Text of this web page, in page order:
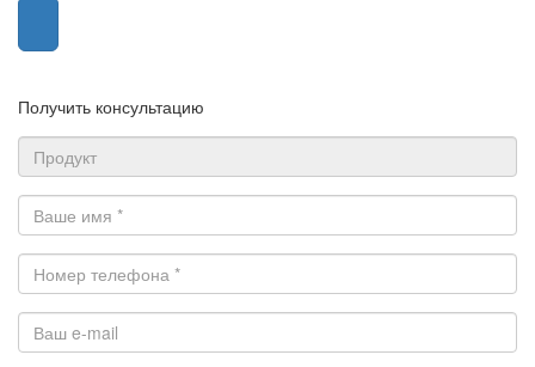
Получить консультацию
Продукт
Ваше
имя
*Номер
телефона
*